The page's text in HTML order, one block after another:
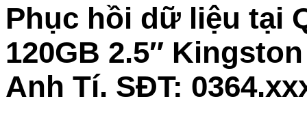
Phục hồi dữ liệu tại
120GB 2.5″
Anh Tí. SĐT: